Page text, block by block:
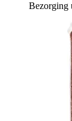
Bezorging